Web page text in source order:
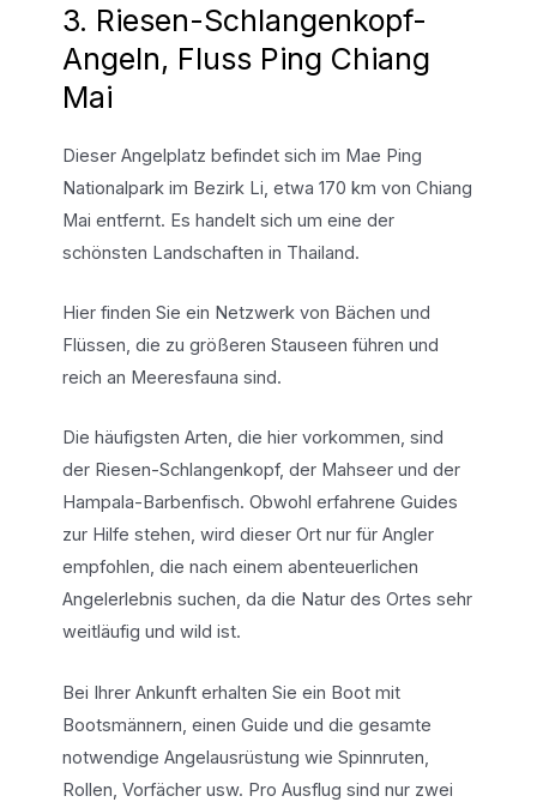
3. Riesen-Schlangenkopf-
Angeln, Fluss Ping Chiang
Mai
Dieser Angelplatz befindet sich im Mae Ping
Nationalpark im Bezirk Li, etwa 170 km von Chiang
Mai entfernt. Es handelt sich um eine der
schönsten Landschaften in Thailand.
Hier finden Sie ein Netzwerk von Bächen und
Flüssen, die zu größeren Stauseen führen und
reich an Meeresfauna sind.
Die häufigsten Arten, die hier vorkommen, sind
der Riesen-Schlangenkopf, der Mahseer und der
Hampala-Barbenfisch. Obwohl erfahrene Guides
zur Hilfe stehen, wird dieser Ort nur für Angler
empfohlen, die nach einem abenteuerlichen
Angelerlebnis suchen, da die Natur des Ortes sehr
weitläufig und wild ist.
Bei Ihrer Ankunft erhalten Sie ein Boot mit
Bootsmännern, einen Guide und die gesamte
notwendige Angelausrüstung wie Spinnruten,
Rollen, Vorfächer usw. Pro Ausflug sind nur zwei